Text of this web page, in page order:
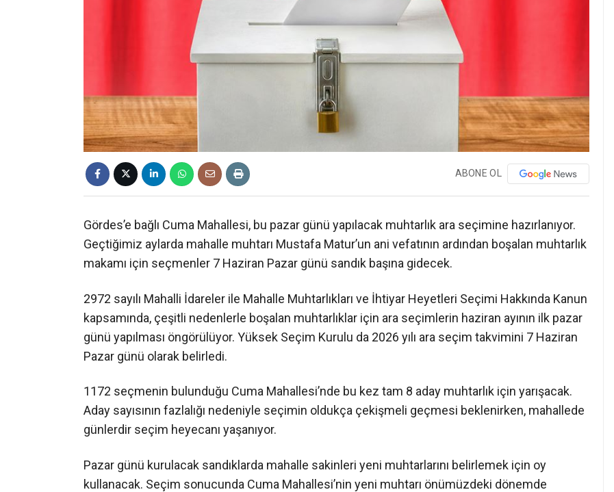
ABONE OL
Gördes’e bağlı Cuma Mahallesi, bu pazar günü yapılacak muhtarlık ara seçimine hazırlanıyor.
Geçtiğimiz aylarda mahalle muhtarı Mustafa Matur’un ani vefatının ardından boşalan muhtarlık
makamı için seçmenler 7 Haziran Pazar günü sandık başına gidecek.
2972 sayılı Mahalli İdareler ile Mahalle Muhtarlıkları ve İhtiyar Heyetleri Seçimi Hakkında Kanun
kapsamında, çeşitli nedenlerle boşalan muhtarlıklar için ara seçimlerin haziran ayının ilk pazar
günü yapılması öngörülüyor. Yüksek Seçim Kurulu da 2026 yılı ara seçim takvimini 7 Haziran
Pazar günü olarak belirledi.
1172 seçmenin bulunduğu Cuma Mahallesi’nde bu kez tam 8 aday muhtarlık için yarışacak.
Aday sayısının fazlalığı nedeniyle seçimin oldukça çekişmeli geçmesi beklenirken, mahallede
günlerdir seçim heyecanı yaşanıyor.
Pazar günü kurulacak sandıklarda mahalle sakinleri yeni muhtarlarını belirlemek için oy
kullanacak. Seçim sonucunda Cuma Mahallesi’nin yeni muhtarı önümüzdeki dönemde